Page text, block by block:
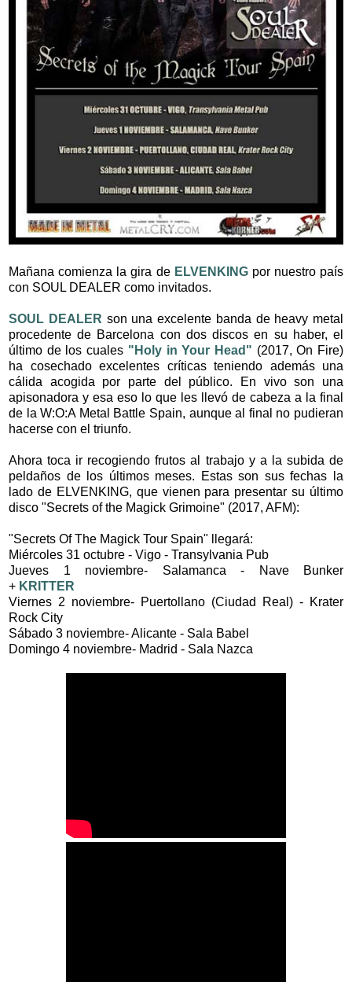
Mañana comienza la gira de ELVENKINGpor nuestro país
con SOUL DEALER como invitados.
SOUL DEALER son una excelente banda de heavy metal
procedente de Barcelona con dos discos en su haber, el
último de los cuales "Holy in Your Head" (2017, On Fire)
ha cosechado excelentes críticas teniendo además una
cálida acogida por parte del público. En vivo son una
apisonadora y esa eso lo que les llevó de cabeza a la final
de la W:O:A Metal Battle Spain, aunque al final no pudieran
hacerse con el triunfo.
Ahora toca ir recogiendo frutos al trabajo y a la subida de
peldaños de los últimos meses. Estas son sus fechas la
lado de ELVENKING, que vienen para presentar su último
disco "Secrets of the Magick Grimoine" (2017, AFM):
"Secrets Of The Magick Tour Spain" llegará:
Miércoles 31 octubre - Vigo - Transylvania Pub
Jueves 1 noviembre- Salamanca - Nave Bunker
+ KRITTER
Viernes 2 noviembre- Puertollano (Ciudad Real) - Krater
Rock City
Sábado 3 noviembre- Alicante - Sala Babel
Domingo 4 noviembre- Madrid - Sala Nazca